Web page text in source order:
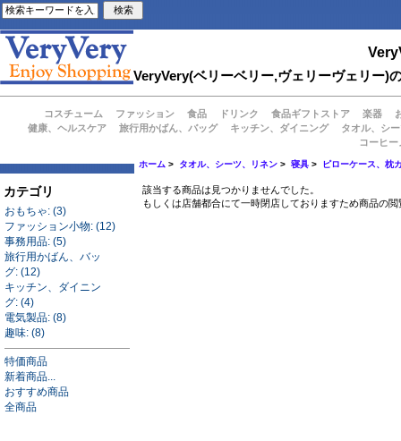
VeryVery(ベリーベリー,ヴェリーヴェリー)
コスチューム ファッション 食品 ドリンク 食品ギフトストア 楽器
健康、ヘルスケア
旅行用かばん、バッグ キッチン、ダイニング
タオル、シ
コーヒ
カテゴリ
おもちゃ: (3)
ファッション小物: (12)
事務用品: (5)
旅行用かばん、バッ
グ: (12)
キッチン、ダイニン
グ: (4)
電気製品: (8)
趣味: (8)
特価商品
新着商品...
おすすめ商品
全商品
ホーム > タオル、シーツ、リネン >寝具 > ピローケース、枕
該当する商品は見つかりませんでした。
もしくは店舗都合にて一時閉店しておりますため商品の